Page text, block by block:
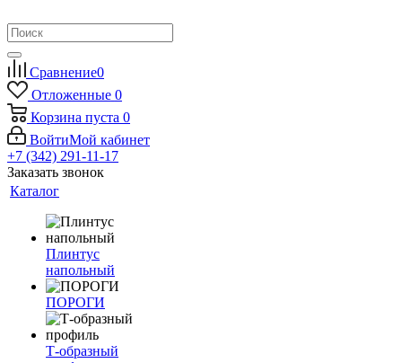
Сравнение0
Отложенные 0
Корзина пуста 0
ВойтиМой кабинет
+7 (342) 291-11-17
Заказать звонок
Каталог
Плинтус
напольный
ПОРОГИ
Т-образный